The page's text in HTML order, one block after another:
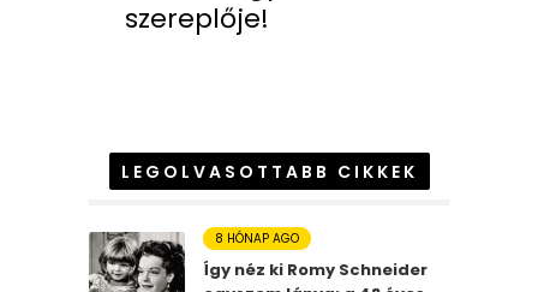
szereplője!
LEGOLVASOTTABB CIKKEK
8 HÓNAP AGO
Így néz ki Romy Schneider